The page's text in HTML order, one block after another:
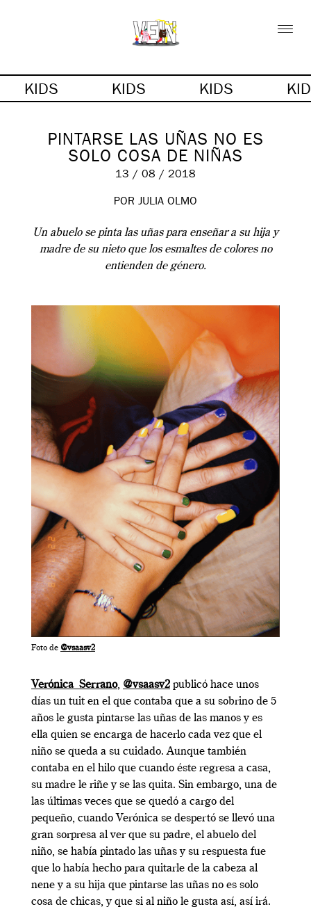
KIDS KIDS KIDS
PINTARSE LAS UÑAS NO ES
SOLO COSA DE NIÑAS
13 / 08 / 2018
POR JULIA OLMO
Un abuelo se pinta las uñas para enseñar a su hija y
madre de su nieto que los esmaltes de colores no
entienden de género.
Foto de @vsaasv2
Verónica Serrano, @vsaasv2 publicó hace unos
días un tuit en el que contaba que a su sobrino de 5
años le gusta pintarse las uñas de las manos y es
ella quien se encarga de hacerlo cada vez que el
niño se queda a su cuidado. Aunque también
contaba en el hilo que cuando éste regresa a casa,
su madre le riñe y se las quita. Sin embargo, una de
las últimas veces que se quedó a cargo del
pequeño, cuando Verónica se despertó se llevó una
gran sorpresa al ver que su padre, el abuelo del
niño, se había pintado las uñas y su respuesta fue
que lo había hecho para quitarle de la cabeza al
nene y a su hija que pintarse las uñas no es solo
cosa de chicas, y que si al niño le gusta así, así irá.